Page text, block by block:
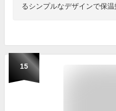
るシンプルなデザインで保
15